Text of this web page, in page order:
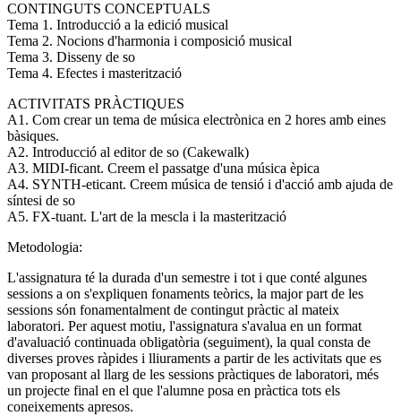
CONTINGUTS CONCEPTUALS
Tema 1. Introducció a la edició musical
Tema 2. Nocions d'harmonia i composició musical
Tema 3. Disseny de so
Tema 4. Efectes i masterització
ACTIVITATS PRÀCTIQUES
A1. Com crear un tema de música electrònica en 2 hores amb eines
bàsiques.
A2. Introducció al editor de so (Cakewalk)
A3. MIDI-ficant. Creem el passatge d'una música èpica
A4. SYNTH-eticant. Creem música de tensió i d'acció amb ajuda de
síntesi de so
A5. FX-tuant. L'art de la mescla i la masterització
Metodologia:
L'assignatura té la durada d'un semestre i tot i que conté algunes
sessions a on s'expliquen fonaments teòrics, la major part de les
sessions són fonamentalment de contingut pràctic al mateix
laboratori. Per aquest motiu, l'assignatura s'avalua en un format
d'avaluació continuada obligatòria (seguiment), la qual consta de
diverses proves ràpides i lliuraments a partir de les activitats que es
van proposant al llarg de les sessions pràctiques de laboratori, més
un projecte final en el que l'alumne posa en pràctica tots els
coneixements apresos.